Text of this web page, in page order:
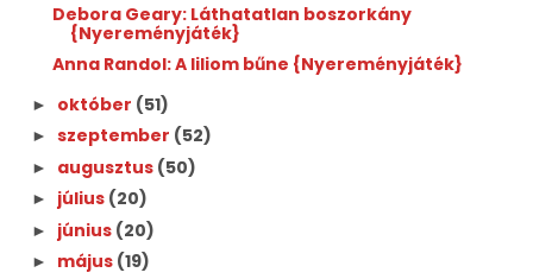
Debora Geary: Láthatatlan boszorkány
{Nyereményjáték}
Anna Randol: A liliom bűne {Nyereményjáték}
► október (51)
► szeptember (52)
► augusztus (50)
► július (20)
► június (20)
► május (19)